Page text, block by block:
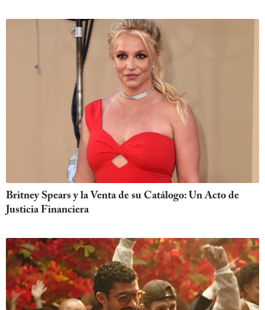
Britney Spears y la Venta de su Catálogo: Un Acto de
Justicia Financiera